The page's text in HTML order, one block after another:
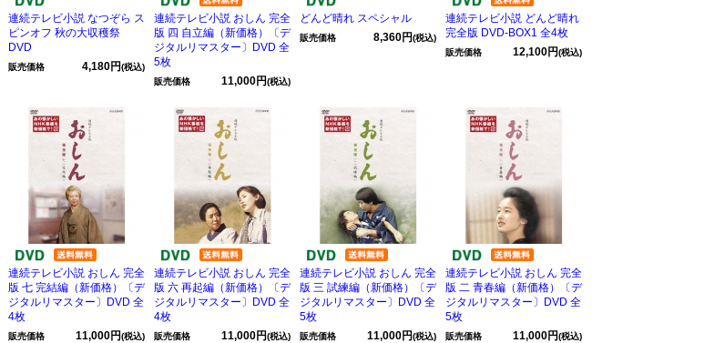
連続テレビ小説 なつぞら ス
ピンオフ 秋の大収穫祭
DVD
販売価格 4,180円(税込)
連続テレビ小説 おしん 完全
版 四 自立編（新価格）〔デ
ジタルリマスター〕DVD 全
5枚
販売価格 11,000円(税込)
どんど晴れ スペシャル
販売価格 8,360円(税込)
連続テレビ小説 どんど晴れ
完全版 DVD-BOX1 全4枚
販売価格 12,100円(税込)
連続テレビ小説 おしん 完全
版 七 完結編（新価格）〔デ
ジタルリマスター〕DVD 全
4枚
販売価格 11,000円(税込)
連続テレビ小説 おしん 完全
版 六 再起編（新価格）〔デ
ジタルリマスター〕DVD 全
4枚
販売価格 11,000円(税込)
連続テレビ小説 おしん 完全
版 三 試練編（新価格）〔デ
ジタルリマスター〕DVD 全
5枚
販売価格 11,000円(税込)
連続テレビ小説 おしん 完全
版 二 青春編（新価格）〔デ
ジタルリマスター〕DVD 全
5枚
販売価格 11,000円(税込)